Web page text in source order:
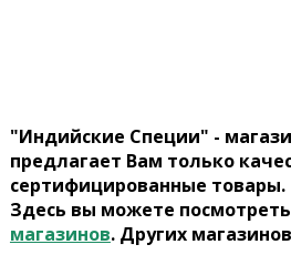
"Индийские Специи" -
предлагает Вам только
сертифицированные товары.
Здесь вы можете посмотреть
магазинов. Других